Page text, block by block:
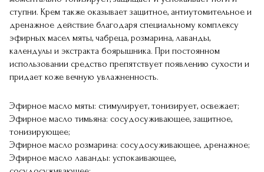
ступни. Крем также оказывает защитное, антиутомительное и
дренажное действие благодаря специальному комплексу
эфирных масел мяты, чабреца, розмарина, лаванды,
календулы и экстракта боярышника. При постоянном
использовании средство препятствует появлению сухости и
придает коже вечную увлажненность.
Эфирное масло мяты: стимулирует, тонизирует, освежает;
Эфирное масло тимьяна: сосудосуживающее, защитное,
тонизирующее;
Эфирное масло розмарина: сосудосуживающее, дренажное;
Эфирное масло лаванды: успокаивающее,